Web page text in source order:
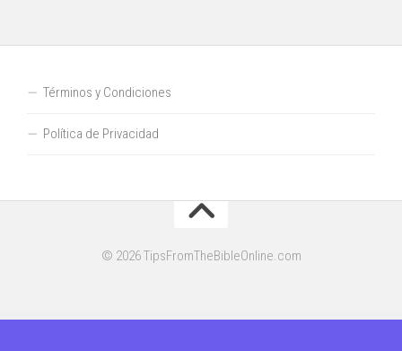
Términos y Condiciones
Política de Privacidad
© 2026 TipsFromTheBibleOnline.com